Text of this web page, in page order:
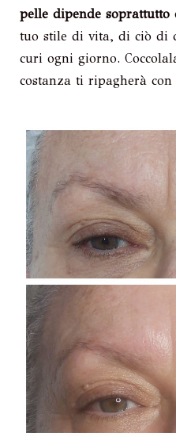
pelle dipende soprattutto
tuo stile di vita, di ciò di
curi ogni giorno.
costanza ti ripagherà